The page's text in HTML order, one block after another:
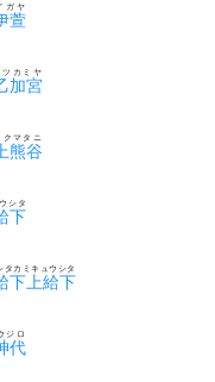
萱
ガヤ
加宮
カミヤ
熊谷
クマタニ
下
シタ
下上給下
タカミキュウシタ
代
ジロ